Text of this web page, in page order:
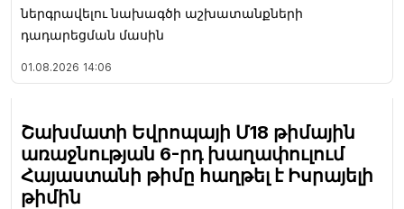
ներգրավելու նախագծի աշխատանքների
դադարեցման մասին
01.08.2026 14:06
Շախմատի Եվրոպայի Մ18 թիմային
առաջնության 6-րդ խաղափուլում
Հայաստանի թիմը հաղթել է Իսրայելի
թիմին